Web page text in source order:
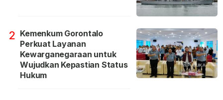
2 Kemenkum Gorontalo
Perkuat Layanan
Kewarganegaraan untuk
Wujudkan Kepastian Status
Hukum